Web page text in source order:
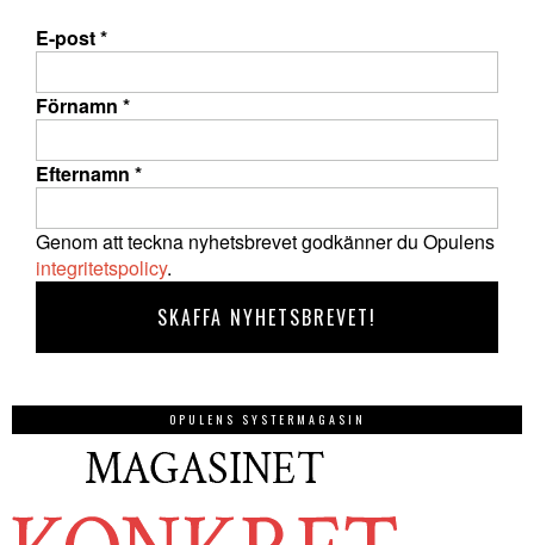
E-post*
Förnamn *
Efternamn *
Genom att teckna nyhetsbrevet godkänner du Opulens
integritetspolicy.
OPULENS SYSTERMAGASIN